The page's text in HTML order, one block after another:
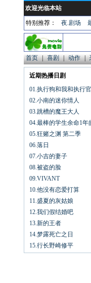
欢迎光临本站
特别推荐： 夜.剧场
首页 | 喜剧 | 动作 |
近期热播日剧
01.执行狗和我和执行官
02.小南的迷你情人
03.跳槽的魔王大人
04.最棒的学生余命1年
05.狂赌之渊 第二季
06.落日
07.小吉的妻子
08.被盗的脸
09.VIVANT
10.他没有恋爱打算
11.盛夏的灰姑娘
12.我们假结婚吧
13.新的王者
14.梦露死亡之日
15.行长野崎修平